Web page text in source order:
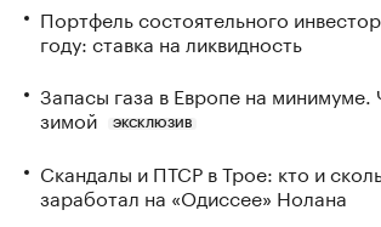
Портфель состоятельного
году: ставка на ликвидность
Запасы газа в Европе на минимуме.
зимой
ЭКСКЛЮЗИВ
Скандалы и ПТСР в Трое: кто и
заработал на «Одиссее» Нолана